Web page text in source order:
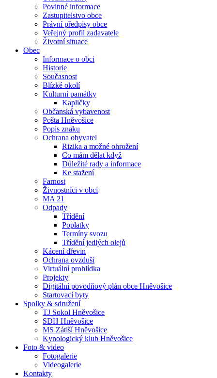
Povinné informace
Zastupitelstvo obce
Právní předpisy obce
Veřejný profil zadavatele
Životní situace
Obec
Informace o obci
Historie
Současnost
Blízké okolí
Kulturní památky
Kapličky
Občanská vybavenost
Pošta Hněvošice
Popis znaku
Ochrana obyvatel
Rizika a možné ohrožení
Co mám dělat když
Důležité rady a informace
Ke stažení
Farnost
Živnostníci v obci
MA 21
Odpady
Třídění
Poplatky
Termíny svozu
Třídění jedlých olejů
Kácení dřevin
Ochrana ovzduší
Virtuální prohlídka
Projekty
Digitální povodňový plán obce Hněvošice
Startovací byty
Spolky & sdružení
TJ Sokol Hněvošice
SDH Hněvošice
MS Zátiší Hněvošice
Kynologický klub Hněvošice
Foto & video
Fotogalerie
Videogalerie
Kontakty